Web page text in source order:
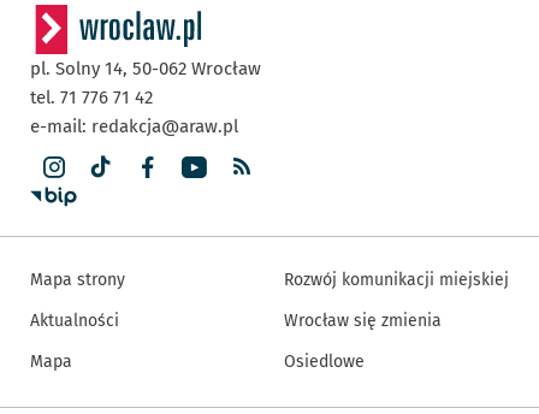
pl. Solny 14, 50-062 Wrocław
tel. 71 776 71 42
e-mail: redakcja@araw.pl
Mapa strony
Aktualności
Mapa
Rozwój komunikacji miejskiej
Wrocław się zmienia
Osiedlowe